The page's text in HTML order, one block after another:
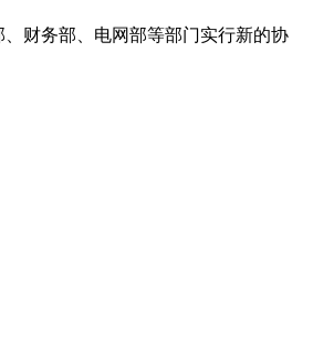
财务部、电网部等部门实行新的协